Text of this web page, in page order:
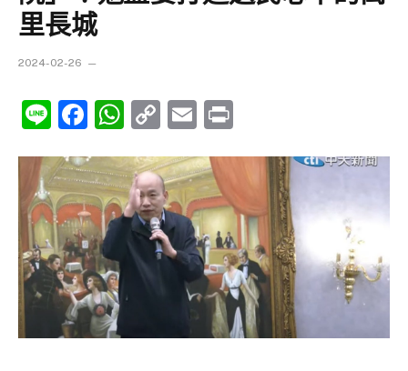
里長城
2024-02-26
LineFacebook
WhatsApp
CopyEmail